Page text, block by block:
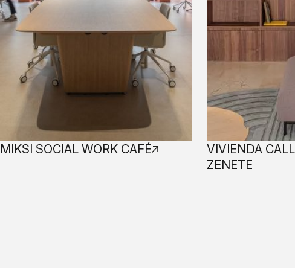
MIKSI SOCIAL WORK CAFÉ
VIVIENDA
ZENETE